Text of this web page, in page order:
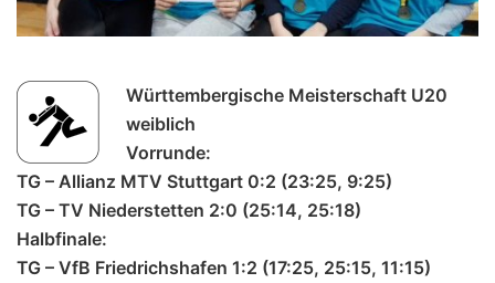
Württembergische Meisterschaft U20
weiblich
Vorrunde:
TG – Allianz MTV Stuttgart 0:2 (23:25, 9:25)
TG – TV Niederstetten 2:0 (25:14, 25:18)
Halbfinale:
TG – VfB Friedrichshafen 1:2 (17:25, 25:15, 11:15)